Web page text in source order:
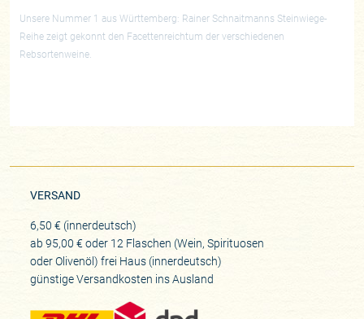
Unsere Nummer 1 aus Württemberg: Rainer Schnaitmanns Steinwiege-
Reihe zeigt gekonnt den Facettenreichtum der verschiedenen
Rebsortenweine.
VERSAND
6,50 € (innerdeutsch)
ab 95,00 € oder 12 Flaschen (Wein, Spirituosen
oder Olivenöl) frei Haus (innerdeutsch)
günstige Versandkosten ins Ausland